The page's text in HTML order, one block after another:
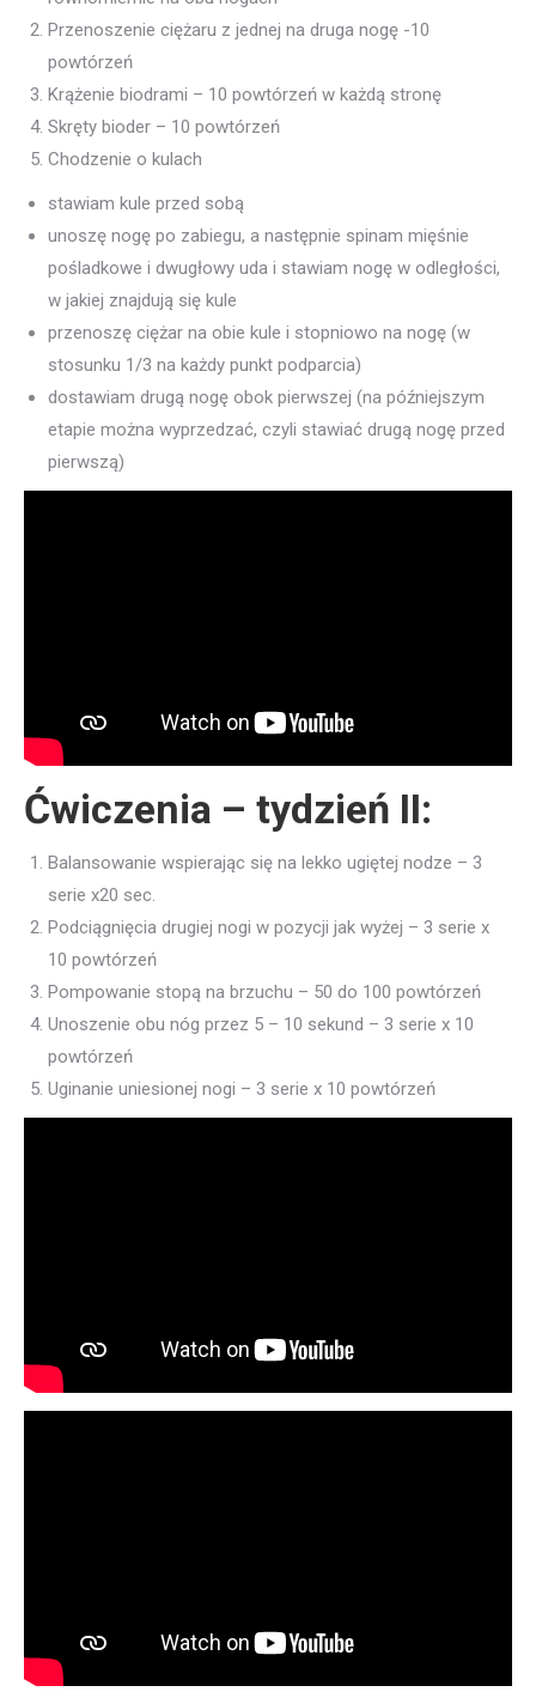
Przenoszenie ciężaru z jednej na druga nogę -10
powtórzeń
Krążenie biodrami – 10 powtórzeń w każdą stronę
Skręty bioder – 10 powtórzeń
Chodzenie o kulach
stawiam kule przed sobą
unoszę nogę po zabiegu, a następnie spinam mięśnie
pośladkowe i dwugłowy uda i stawiam nogę w odległości,
w jakiej znajdują się kule
przenoszę ciężar na obie kule i stopniowo na nogę (w
stosunku 1/3 na każdy punkt podparcia)
dostawiam drugą nogę obok pierwszej (na późniejszym
etapie można wyprzedzać, czyli stawiać drugą nogę przed
pierwszą)
Ćwiczenia – tydzień II:
Balansowanie wspierając się na lekko ugiętej nodze – 3
serie x20 sec.
Podciągnięcia drugiej nogi w pozycji jak wyżej – 3 serie x
10 powtórzeń
Pompowanie stopą na brzuchu – 50 do 100 powtórzeń
Unoszenie obu nóg przez 5 – 10 sekund – 3 serie x 10
powtórzeń
Uginanie uniesionej nogi – 3 serie x 10 powtórzeń